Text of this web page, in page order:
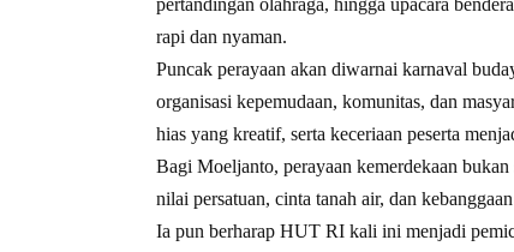
pertandingan olahraga, hingga upacara
rapi dan nyaman.
Puncak perayaan akan diwarnai karnaval
organisasi kepemudaan, komunitas, dan
hias yang kreatif, serta keceriaan peserta
Bagi Moeljanto, perayaan kemerdekaan
nilai persatuan, cinta tanah air, dan
Ia pun berharap HUT RI kali ini menjadi